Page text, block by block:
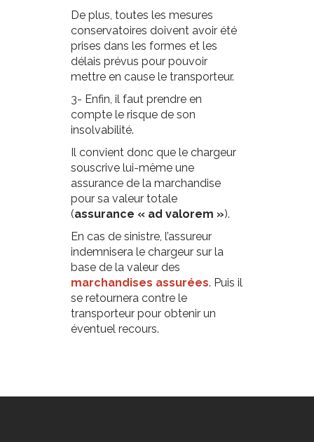
De plus, toutes les mesures
conservatoires doivent avoir été
prises dans les formes et les
délais prévus pour pouvoir
mettre en cause le transporteur.
3- Enfin, il faut prendre en
compte le risque de son
insolvabilité.
Il convient donc que le chargeur
souscrive lui-même une
assurance de la marchandise
pour sa valeur totale
(assurance « ad valorem »).
En cas de sinistre, l’assureur
indemnisera le chargeur sur la
base de la valeur des
marchandises assurées. Puis il
se retournera contre le
transporteur pour obtenir un
éventuel recours.